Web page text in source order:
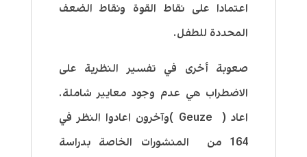
اعتمادا على نقاط القوة ونقاط الضعف
المحددة للطفل.
صعوبة أخرى في تفسير النظرية على
الاضطراب هي عدم وجود معايير شاملة.
اعاد ( Geuze )وآخرون اعادوا النظر في
164 من المنشورات الخاصة بدراسة